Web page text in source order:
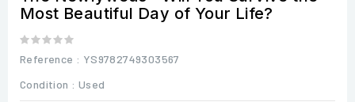
Most Beautiful Day of Your Life?
Reference : YS9782749303567
Condition : Used